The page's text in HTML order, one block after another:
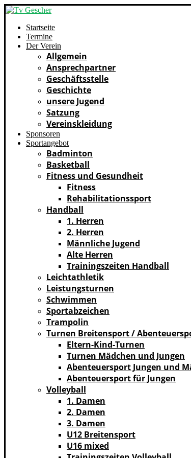
Startseite
Termine
Der Verein
Allgemein
Ansprechpartner
Geschäftsstelle
Geschichte
unsere Jugend
Satzung
Vereinskleidung
Sponsoren
Sportangebot
Badminton
Basketball
Fitness und Gesundheit
Fitness
Rehabilitationssport
Handball
1. Herren
2. Herren
Männliche Jugend
Alte Herren
Trainingszeiten Handball
Leichtathletik
Leistungsturnen
Schwimmen
Sportabzeichen
Trampolin
Turnen Breitensport /
Eltern-Kind-Turnen
Turnen Mädchen und Jungen
Abenteuersport Jungen und
Abenteuersport für Jungen
Volleyball
1. Damen
2. Damen
3. Damen
U12 Breitensport
U16 mixed